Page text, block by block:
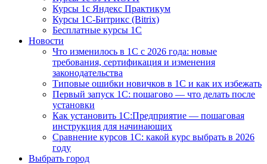
Курсы 1с Яндекс Практикум
Курсы 1С-Битрикс (Bitrix)
Бесплатные курсы 1С
Новости
Что изменилось в 1С с 2026 года: новые
требования, сертификация и изменения
законодательства
Типовые ошибки новичков в 1С и как их избежать
Первый запуск 1С: пошагово — что делать после
установки
Как установить 1С:Предприятие — пошаговая
инструкция для начинающих
Сравнение курсов 1С: какой курс выбрать в 2026
году
Выбрать город